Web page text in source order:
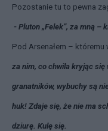
Pozostanie tu to pewna
- Pluton „Felek”, za mną –
Pod Arsenałem – któremu
za nim, co chwila kryjąc się
granatników, wybuchy są
huk! Zdaje się, że nie ma
dziurę. Kulę się.